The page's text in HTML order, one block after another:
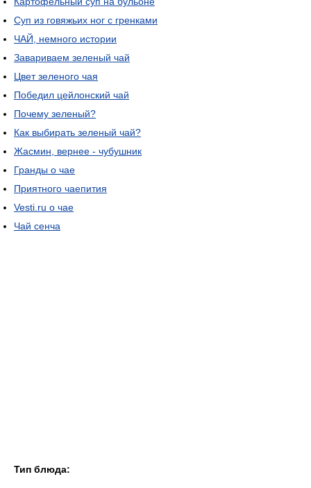
Суп из говяжьих ног с гренками
ЧАЙ, немного истории
Завариваем зеленый чай
Цвет зеленого чая
Победил цейлонский чай
Почему зеленый?
Как выбирать зеленый чай?
Жасмин, вернее - чубушник
Гранды о чае
Приятного чаепития
Vesti.ru о чае
Чай сенча
Тип блюда: